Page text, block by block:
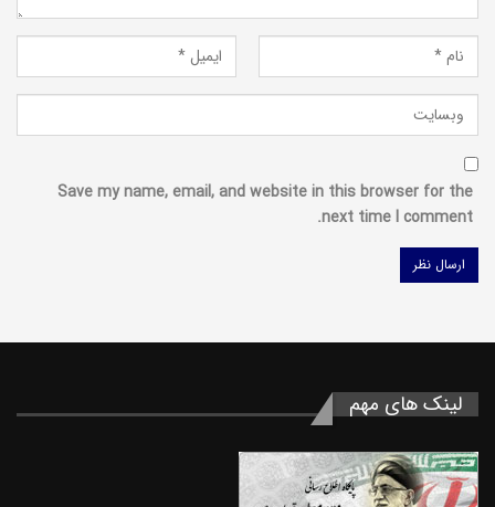
Save my name, email, and website in this browser for the
next time I comment.
لینک های مهم